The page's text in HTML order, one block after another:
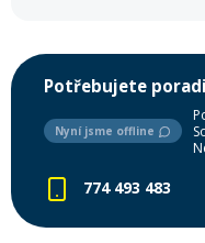
původně vyvinutá pro
maximální rychlost.
Potřebujete
Nyní jsme offline
774 493 483